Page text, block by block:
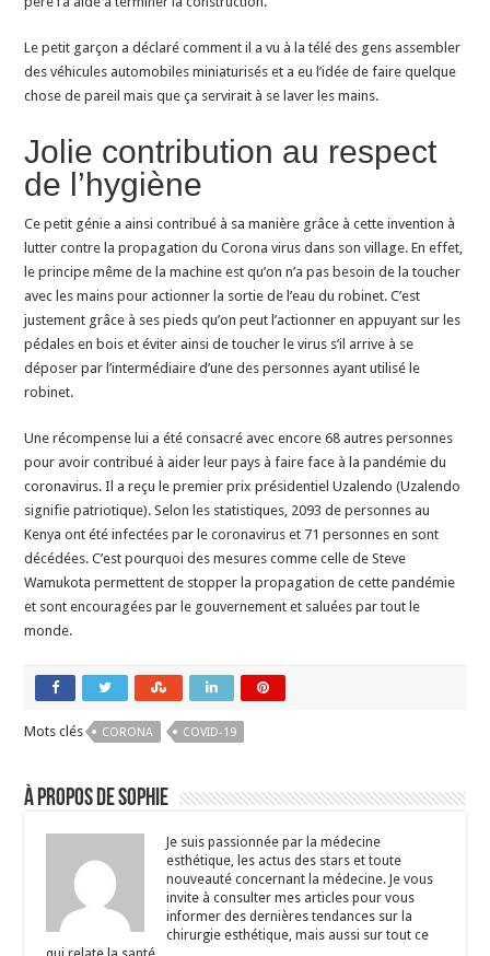
Le petit garçon a déclaré comment il a vu à la télé des gens assembler
des véhicules automobiles miniaturisés et a eu l’idée de faire quelque
chose de pareil mais que ça servirait à se laver les mains.
Jolie contribution au respect
de l’hygiène
Ce petit génie a ainsi contribué à sa manière grâce à cette invention à
lutter contre la propagation du Corona virus dans son village. En effet,
le principe même de la machine est qu’on n’a pas besoin de la toucher
avec les mains pour actionner la sortie de l’eau du robinet. C’est
justement grâce à ses pieds qu’on peut l’actionner en appuyant sur les
pédales en bois et éviter ainsi de toucher le virus s’il arrive à se
déposer par l’intermédiaire d’une des personnes ayant utilisé le
robinet.
Une récompense lui a été consacré avec encore 68 autres personnes
pour avoir contribué à aider leur pays à faire face à la pandémie du
coronavirus. Il a reçu le premier prix présidentiel Uzalendo (Uzalendo
signifie patriotique). Selon les statistiques, 2093 de personnes au
Kenya ont été infectées par le coronavirus et 71 personnes en sont
décédées. C’est pourquoi des mesures comme celle de Steve
Wamukota permettent de stopper la propagation de cette pandémie
et sont encouragées par le gouvernement et saluées par tout le
monde.
Mots clés CORONA COVID-19
À propos de Sophie
Je suis passionnée par la médecine
esthétique, les actus des stars et toute
nouveauté concernant la médecine. Je vous
invite à consulter mes articles pour vous
informer des dernières tendances sur la
chirurgie esthétique, mais aussi sur tout ce